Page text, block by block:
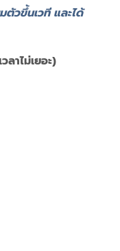
ตัวขึ้นเวที และได้
ลาไม่เยอะ)